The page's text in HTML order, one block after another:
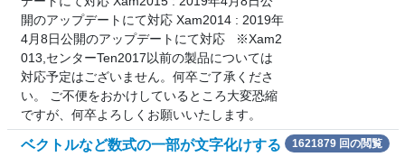
開のアップデートにて対応 Xam2014 : 2019年
4月8日公開のアップデートにて対応 ※Xam2
013,センターTen2017以前の製品については
対応予定はございません。何卒ご了承くださ
い。 ご不便をおかけしているところ大変恐縮
ですが、何卒よろしくお願いいたします。
ベクトルなど数式の一部が文字化けする 1621879 回の閲覧